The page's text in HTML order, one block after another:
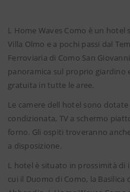
L Home Waves Como è un hotel
Villa Olmo e a pochi passi dal
Ferroviaria di Como San
panoramica sul proprio giardino
gratuita in tutte le aree.
Le camere dell hotel sono
condizionata, TV a schermo
forno. Gli ospiti troveranno
a disposizione.
L hotel è situato in prossimità
cui il Duomo di Como, la Basilica